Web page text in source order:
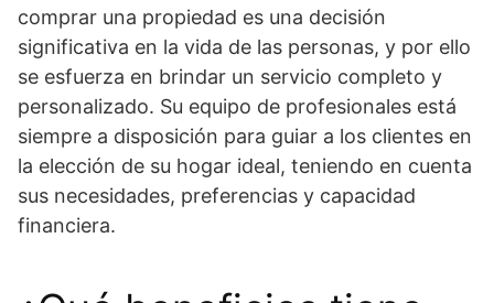
comprar una propiedad es una decisión
significativa en la vida de las personas, y por ello
se esfuerza en brindar un servicio completo y
personalizado. Su equipo de profesionales está
siempre a disposición para guiar a los clientes en
la elección de su hogar ideal, teniendo en cuenta
sus necesidades, preferencias y capacidad
financiera.